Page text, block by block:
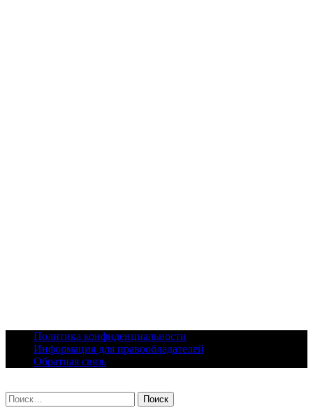
content
Политика конфиденциальности
Информация для правообладателей
Обратная связь
Найти: